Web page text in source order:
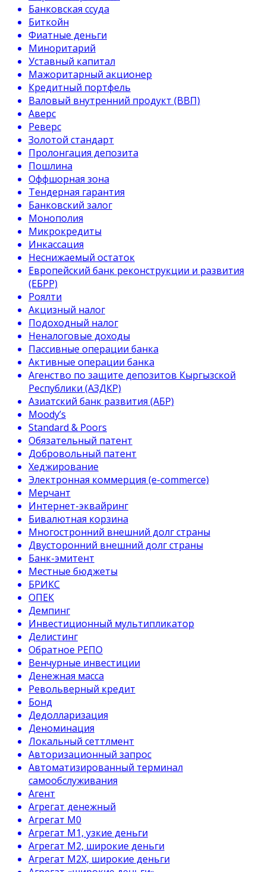
Банковская ссуда
Биткойн
Фиатные деньги
Миноритарий
Уставный капитал
Мажоритарный акционер
Кредитный портфель
Валовый внутренний продукт (ВВП)
Аверс
Реверс
Золотой стандарт
Пролонгация депозита
Пошлина
Оффшорная зона
Тендерная гарантия
Банковский залог
Монополия
Микрокредиты
Инкассация
Неснижаемый остаток
Европейский банк реконструкции и развития
(ЕБРР)
Роялти
Акцизный налог
Подоходный налог
Неналоговые доходы
Пассивные операции банка
Активные операции банка
Агенство по защите депозитов Кыргызской
Республики (АЗДКР)
Азиатский банк развития (АБР)
Moody’s
Standard & Poors
Обязательный патент
Добровольный патент
Хеджирование
Электронная коммерция (e-commerce)
Мерчант
Интернет-эквайринг
Бивалютная корзина
Многостронний внешний долг страны
Двусторонний внешний долг страны
Банк-эмитент
Местные бюджеты
БРИКС
ОПЕК
Демпинг
Инвестиционный мультипликатор
Делистинг
Обратное РЕПО
Венчурные инвестиции
Денежная масса
Револьверный кредит
Бонд
Дедолларизация
Деноминация
Локальный сеттлмент
Авторизационный запрос
Автоматизированный терминал
самообслуживания
Агент
Агрегат денежный
Агрегат М0
Агрегат М1, узкие деньги
Агрегат М2, широкие деньги
Агрегат М2Х, широкие деньги